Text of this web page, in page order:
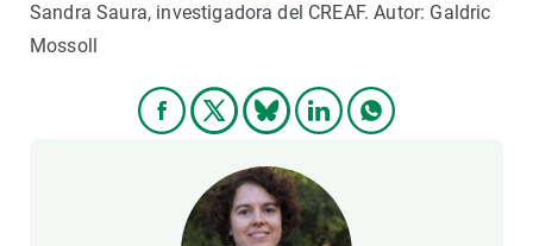
Sandra Saura, investigadora del CREAF. Autor: Galdric
Mossoll